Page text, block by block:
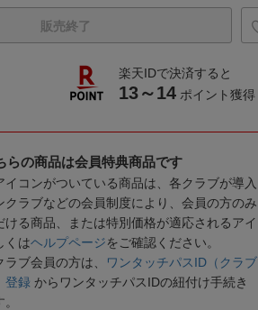
販売終了
楽天IDで決済すると
13～14 ポイント獲得
らの商品は会員特典商品です
イコンがついている商品は、各クラブが導入
クラブなどの会員制度により、会員の方のみ
ける商品、または特別価格が適応されるアイ
くはヘルプページをご確認ください。
ブ会員の方は、
ワンタッチパスID（クラブ
登録 からワンタッチパスIDの紐付け手続き